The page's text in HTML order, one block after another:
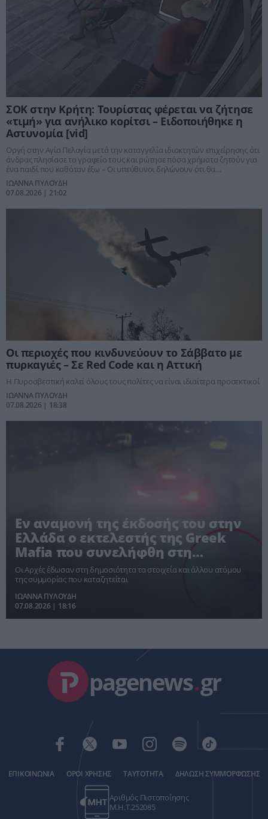
ΣΟΚ στην Κρήτη: Τουρίστας φέρεται να ζήτησε
«τιμή» για ανήλικο κορίτσι – Ειδοποιήθηκε η
Αστυνομία [vid]
Οργή στην Αγία Πελαγία μετά την καταγγελία ιδιοκτητών επιχείρησης ότι
άνδρας πλησίασε το γραφείο τους και ρώτησε πόσα χρήματα ζητούν για
ένα παιδί που καθόταν έξω – Οι υπεύθυνοι δηλώνουν ότι θα
προχωρήσουν σε μήνυση.
ΙΩΑΝΝΑ ΠΥΛΟΥΔΗ
07.08.2026 | 21:02
Οι περιοχές που κινδυνεύουν το Σάββατο με
πυρκαγιές – Σε Red Code και η Αττική
Η Πυροσβεστική καλεί όλους τους πολίτες να είναι ιδιαίτερα προσεκτικοί
ΙΩΑΝΝΑ ΠΥΛΟΥΔΗ
07.08.2026 | 18:38
Εν αναμονή της έκδοσής του στην
Ελλάδα ο εκτελεστής της Greek
Mafia που συνελήφθη στη
Γερμανία – Για ποιες δολοφονίες
κατηγορείται
Οι Αρχές έδωσαν στη δημοσιότητα τα στοιχεία και άλλου ατόμου
της συμμορίας που καταζητείται
ΙΩΑΝΝΑ ΠΥΛΟΥΔΗ
07.08.2026 | 18:16
pagenews.gr
ΕΠΙΚΟΙΝΩΝΙΑ ΟΡΟΙ ΧΡΗΣΗΣ ΤΑΥΤΟΤΗΤΑ ΔΗΛΩΣΗ ΣΥΜΜΟΡΦΩΣΗΣ
Αριθμός Πιστοποίησης
Μ.Η.Τ.252085